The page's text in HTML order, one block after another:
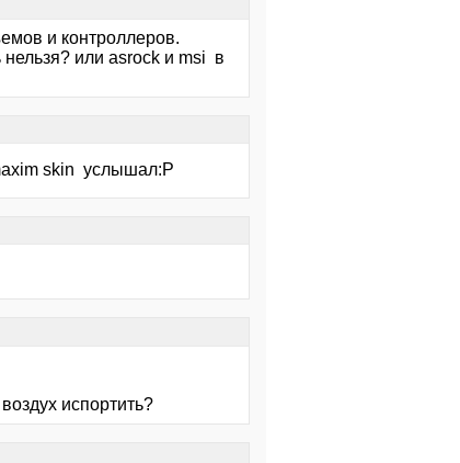
и контроллеров.
нельзя? или asrock и msi в
skin услышал:P
испортить?